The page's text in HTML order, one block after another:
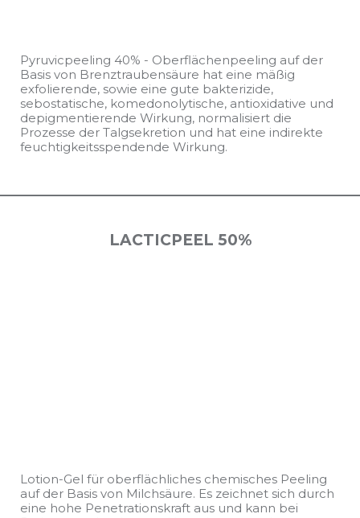
Pyruvicpeeling 40% - Oberflächenpeeling auf der
Basis von Brenztraubensäure hat eine mäßig
exfolierende, sowie eine gute bakterizide,
sebostatische, komedonolytische, antioxidative und
depigmentierende Wirkung, normalisiert die
Prozesse der Talgsekretion und hat eine indirekte
feuchtigkeitsspendende Wirkung.
LACTICPEEL 50%
Lotion-Gel für oberflächliches chemisches Peeling
auf der Basis von Milchsäure. Es zeichnet sich durch
eine hohe Penetrationskraft aus und kann bei